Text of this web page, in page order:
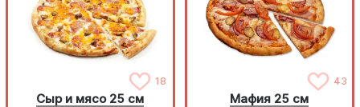
18
Сыр и мясо 25 см
43
Мафия 25 см